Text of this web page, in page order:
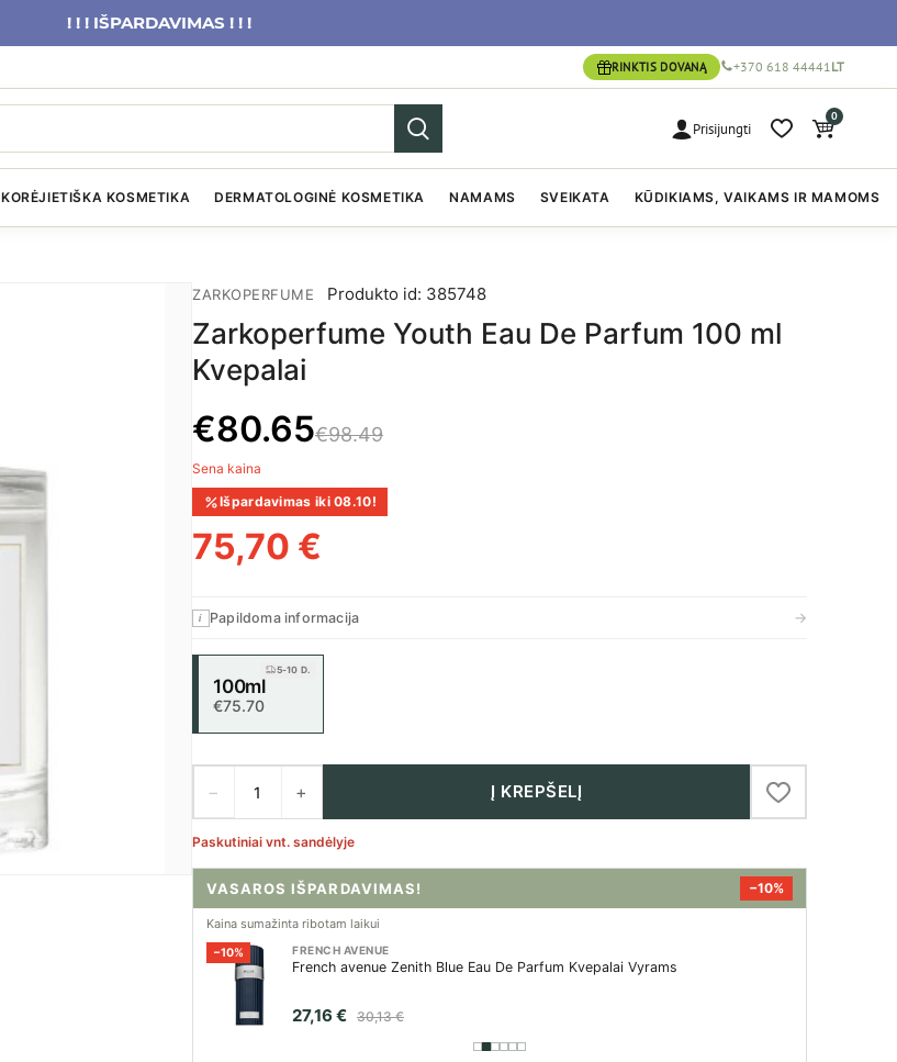
! ! ! IŠPARDAVIMAS ! ! !
RINKTIS DOVANĄ +370 618 44441LT
Prisijungti
0
KORĖJIETIŠKA KOSMETIKA DERMATOLOGINĖ KOSMETIKA NAMAMS SVEIKATA KŪDIKIAMS, VAIKAMS IR MAMOMS
ZARKOPERFUME Produkto id: 385748
Zarkoperfume Youth Eau De Parfum 100 ml
Kvepalai
€80.65€98.49
Sena kaina
Išpardavimas iki 08.10!
75,70 €
i Papildoma informacija →
100ml
€75.70
5-10 D.
− + Į KREPŠELĮ
Paskutiniai vnt. sandėlyje
VASAROS IŠPARDAVIMAS! −10%
Kaina sumažinta ribotam laikui
−10% FRENCH AVENUE
French avenue Zenith Blue Eau De Parfum Kvepalai Vyrams
27,16 € 30,13 €